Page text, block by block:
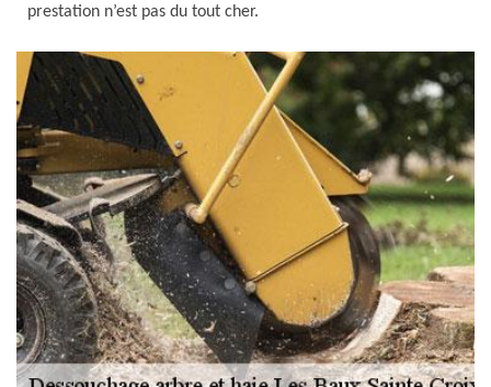
prestation n’est pas du tout cher.